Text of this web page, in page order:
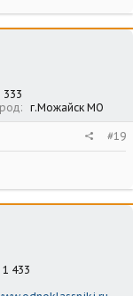
333
г.Можайск МО
#19
1 433